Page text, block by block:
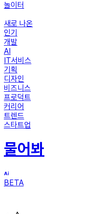
놀이터
새로 나온
인기
개발
AI
IT서비스
기획
디자인
비즈니스
프로덕트
커리어
트렌드
스타트업
물어봐
BETA